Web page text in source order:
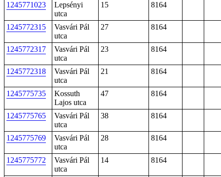
1245771023
Lepsényi
utca
15 8164
1245772315
Vasvári Pál
utca
27 8164
1245772317
Vasvári Pál
utca
23 8164
1245772318
Vasvári Pál
utca
21 8164
1245775735
Kossuth
Lajos utca
47 8164
1245775765
Vasvári Pál
utca
38 8164
1245775769
Vasvári Pál
utca
28 8164
1245775772
Vasvári Pál
utca
14 8164